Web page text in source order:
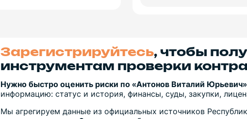
Зарегистрируйтесь, чтобы
инструментам проверки
Нужно быстро оценить риски по «Антонов Виталий
информацию: статус и история, финансы, суды, закупки,
Мы агрегируем данные из официальных источников